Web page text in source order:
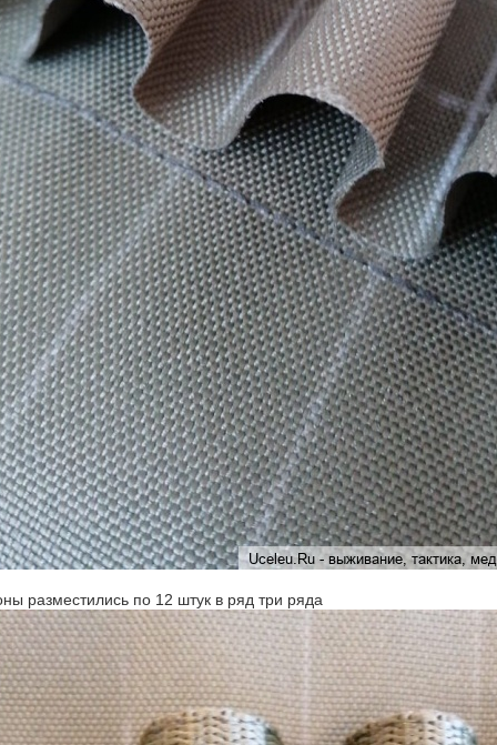
разместились по 12 штук в ряд три ряда